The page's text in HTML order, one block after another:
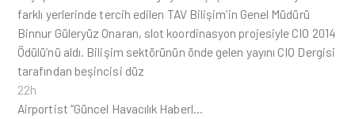
farklı yerlerinde tercih edilen TAV Bilişim’in Genel Müdürü
Binnur Güleryüz Onaran, slot koordinasyon projesiyle CIO 2014
Ödülü’nü aldı. Bilişim sektörünün önde gelen yayını CIO Dergisi
tarafından beşincisi düz
22h
Airportist “Güncel Havacılık Haberl…